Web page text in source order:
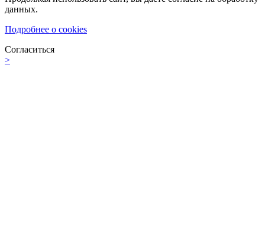
данных.
Подробнее о cookies
Согласиться
>